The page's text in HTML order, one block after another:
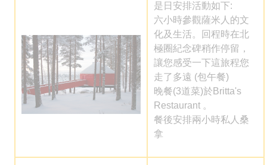
是日安排活動如下:
六小時參觀薩米人的文
化及生活。回程時在北
極圈紀念碑稍作停留，
讓您感受一下這旅程您
走了多遠 (包午餐)
晚餐(3道菜)於 Britta's
Restaurant 。
餐後安排兩小時私人桑
拿